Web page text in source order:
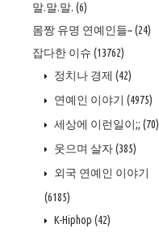
말.말.말. (6)
몸짱 유명 연예인들~(24)
잡다한 이슈 (13762)
정치나 경제 (42)
연예인 이야기 (4975)
세상에 이런일이;; (70)
웃으며 살자(385)
외국 연예인 이야기
(6185)
K-Hiphop (42)